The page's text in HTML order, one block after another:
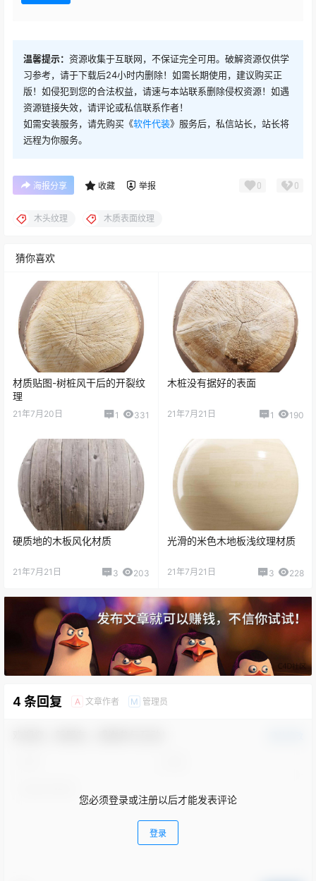
温馨提示： 资源收集于互联网，不保证完全可用。破解资源仅供学
习参考，请于下载后24小时内删除！如需长期使用，建议购买正
版！如侵犯到您的合法权益，请速与本站联系删除侵权资源！如遇
资源链接失效，请评论或私信联系作者！
如需安装服务，请先购买《软件代装》服务后，私信站长，站长将
远程为你服务。
海报分享 收藏 举报 0 0
木头纹理 木质表面纹理
猜你喜欢
材质贴图-树桩风干后的开裂纹
理
21年7月20日 1 331
木桩没有据好的表面
21年7月21日 1 190
硬质地的木板风化材质
21年7月21日 3 203
光滑的米色木地板浅纹理材质
21年7月21日 3 228
4 条回复 A 文章作者 M 管理员
您必须登录或注册以后才能发表评论
登录